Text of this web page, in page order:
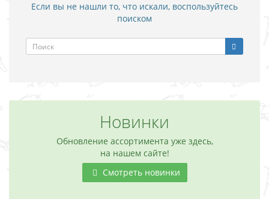
Если вы не нашли то, что искали, воспользуйтесь
поиском
Новинки
Обновление ассортимента уже здесь,
на нашем сайте!
Смотреть новинки